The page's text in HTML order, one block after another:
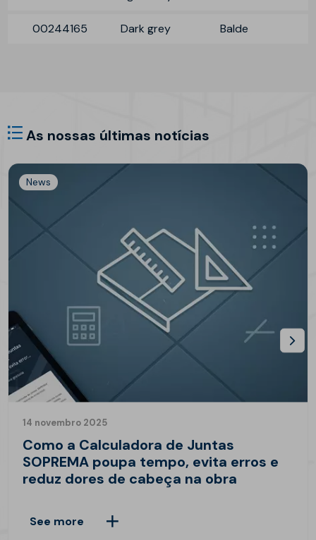
00244165 Dark grey Balde
As nossas últimas notícias
News
14 novembro 2025
Como a Calculadora de Juntas
SOPREMA poupa tempo, evita erros e
reduz dores de cabeça na obra
See more